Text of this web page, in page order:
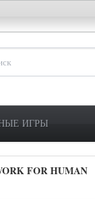
ИГРЫ
FOR HUMAN